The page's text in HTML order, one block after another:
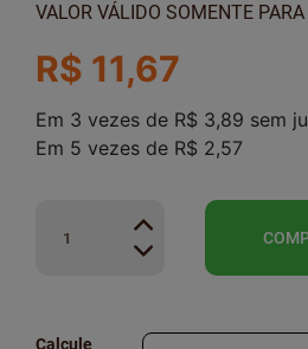
VALOR VÁLIDO SOMENTE
R$ 11,67
Em 3 vezes de R$ 3,89 sem
Em 5 vezes de R$ 2,57
Calcule